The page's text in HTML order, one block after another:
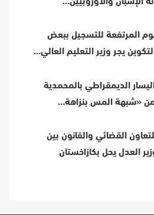
المرتفعة للتسجيل ببعض
يجر وزير التعليم العالي…
الديمقراطي بالمحمدية
«شبهة المس بنزاهة…
القضائي والقانون بين
العدل يحل بكازاخستان